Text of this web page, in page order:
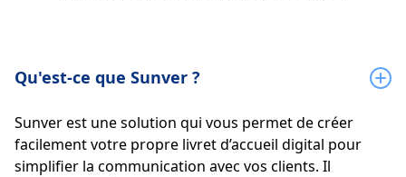
Qu'est-ce que Sunver ?
Sunver est une solution qui vous permet de créer
facilement votre propre livret d’accueil digital pour
simplifier la communication avec vos clients. Il